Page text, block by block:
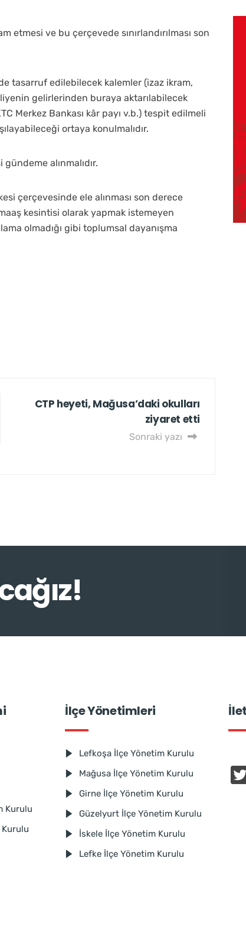
ve bu çerçevede sınırlandırılması son
tasarruf edilebilecek kalemler (izaz ikram,
gelirlerinden buraya aktarılabilecek
Merkez Bankası kâr payı v.b.) tespit edilmeli
ortaya konulmalıdır.
alınmalıdır.
çerçevesinde ele alınması son derece
kesintisi olarak yapmak istemeyen
olmadığı gibi toplumsal dayanışma
CTP heyeti, Mağusa’daki okulları
ziyaret etti
Sonraki yazı
Kurulu
İlçe Yönetimleri
Lefkoşa İlçe Yönetim Kurulu
Mağusa İlçe Yönetim Kurulu
Girne İlçe Yönetim Kurulu
Güzelyurt İlçe Yönetim Kurulu
İskele İlçe Yönetim Kurulu
Lefke İlçe Yönetim Kurulu